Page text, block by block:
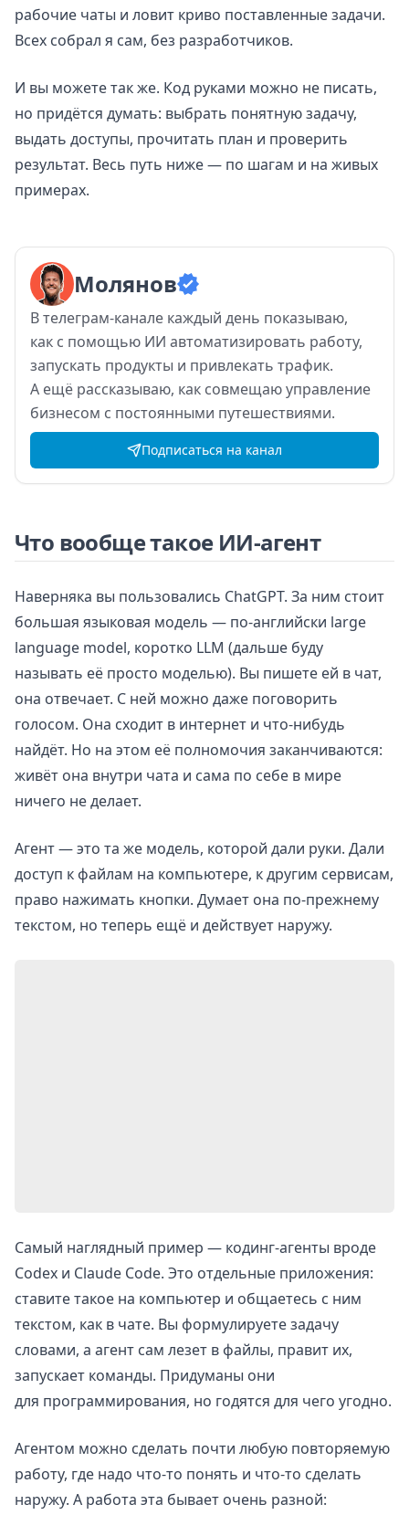
рабочие чаты и ловит криво поставленные задачи.
Всех собрал я сам, без разработчиков.
И вы можете так же. Код руками можно не писать,
но придётся думать: выбрать понятную задачу,
выдать доступы, прочитать план и проверить
результат. Весь путь ниже — по шагам и на живых
примерах.
Молянов
Втелеграм-канале каждый день показываю,
как с помощью ИИ автоматизировать работу,
запускать продукты и привлекать трафик.
А ещё рассказываю, как совмещаю управление
бизнесом с постоянными путешествиями.
Подписаться на канал
Что вообще такое ИИ-агент
Наверняка вы пользовались ChatGPT. За ним стоит
большая языковая модель — по-английски large
language model, коротко LLM (дальше буду
называть её просто моделью). Вы пишете ей в чат,
она отвечает. С ней можно даже поговорить
голосом. Она сходит в интернет и что-нибудь
найдёт. Но на этом её полномочия заканчиваются:
живёт она внутри чата и сама по себе в мире
ничего не делает.
Агент — это та же модель, которой дали руки. Дали
доступ к файлам на компьютере, к другим сервисам,
право нажимать кнопки. Думает она по-прежнему
текстом, но теперь ещё и действует наружу.
Самый наглядный пример — кодинг-агенты вроде
Codex и Claude Code. Это отдельные приложения:
ставите такое на компьютер и общаетесь с ним
текстом, как в чате. Вы формулируете задачу
словами, а агент сам лезет в файлы, правит их,
запускает команды. Придуманы они
для программирования, но годятся для чего угодно.
Агентом можно сделать почти любую повторяемую
работу, где надо что-то понять и что-то сделать
наружу. А работа эта бывает очень разной: